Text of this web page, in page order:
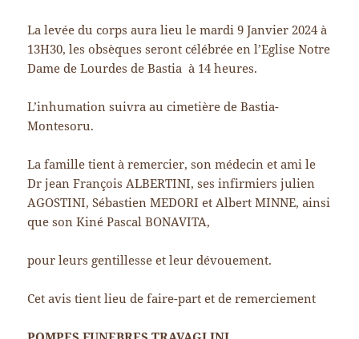
La levée du corps aura lieu le mardi 9 Janvier 2024 à
13H30, les obsèques seront célébrée en l’Eglise Notre
Dame de Lourdes de Bastia à 14 heures.
L’inhumation suivra au cimetière de Bastia-
Montesoru.
La famille tient à remercier, son médecin et ami le
Dr jean François ALBERTINI, ses infirmiers julien
AGOSTINI, Sébastien MEDORI et Albert MINNE, ainsi
que son Kiné Pascal BONAVITA,
pour leurs gentillesse et leur dévouement.
Cet avis tient lieu de faire-part et de remerciement